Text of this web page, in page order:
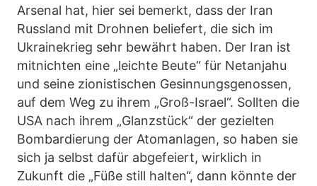
Arsenal hat, hier sei bemerkt, dass der Iran
Russland mit Drohnen beliefert, die sich im
Ukrainekrieg sehr bewährt haben. Der Iran ist
mitnichten eine „leichte Beute“ für Netanjahu
und seine zionistischen Gesinnungsgenossen,
auf dem Weg zu ihrem „Groß-Israel“. Sollten die
USA nach ihrem „Glanzstück“ der gezielten
Bombardierung der Atomanlagen, so haben sie
sich ja selbst dafür abgefeiert, wirklich in
Zukunft die „Füße still halten“, dann könnte der